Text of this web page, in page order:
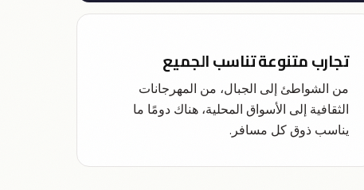
تجارب متنوعة تناسب الجميع
من الشواطئ إلى الجبال، من المهرجانات
الثقافية إلى الأسواق المحلية، هناك دومًا ما
يناسب ذوق كل مسافر.